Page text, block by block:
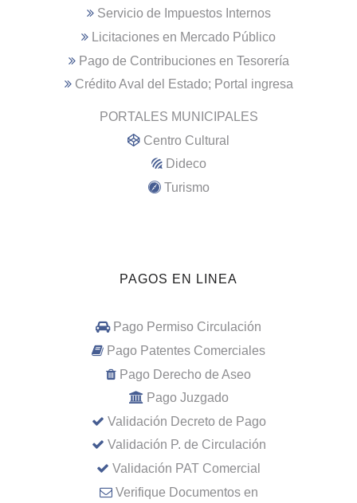
Servicio de Impuestos Internos
Licitaciones en Mercado Público
Pago de Contribuciones en Tesorería
Crédito Aval del Estado; Portal ingresa
PORTALES MUNICIPALES
Centro Cultural
Dideco
Turismo
PAGOS EN LINEA
Pago Permiso Circulación
Pago Patentes Comerciales
Pago Derecho de Aseo
Pago Juzgado
Validación Decreto de Pago
Validación P. de Circulación
Validación PAT Comercial
Verifique Documentos en